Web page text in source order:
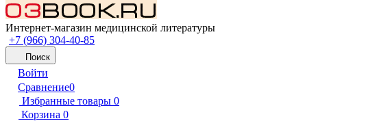
Интернет-магазин медицинской литературы
+7 (966) 304-40-85
Поиск
Войти
Сравнение0
Избранные товары 0
Корзина 0